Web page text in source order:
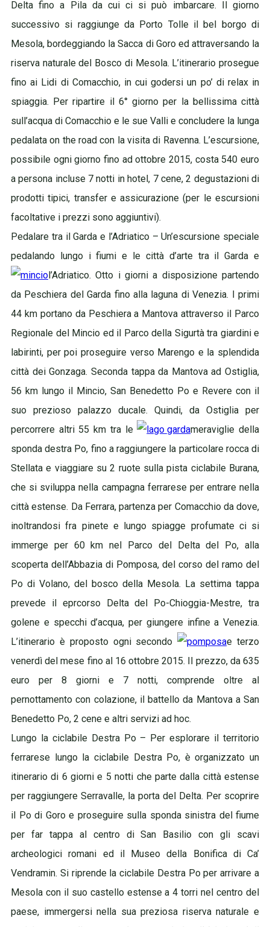
Delta fino a Pila da cui ci si può imbarcare. Il giorno
successivo si raggiunge da Porto Tolle il bel borgo di
Mesola, bordeggiando la Sacca di Goro ed attraversando la
riserva naturale del Bosco di Mesola. L’itinerario prosegue
fino ai Lidi di Comacchio, in cui godersi un po’ di relax in
spiaggia. Per ripartire il 6° giorno per la bellissima città
sull’acqua di Comacchio e le sue Valli e concludere la lunga
pedalata on the road con la visita di Ravenna. L’escursione,
possibile ogni giorno fino ad ottobre 2015, costa 540 euro
a persona incluse 7 notti in hotel, 7 cene, 2 degustazioni di
prodotti tipici, transfer e assicurazione (per le escursioni
facoltative i prezzi sono aggiuntivi).
Pedalare tra il Garda e l’Adriatico – Un’escursione speciale
pedalando lungo i fiumi e le città d’arte tra il Garda e
l’Adriatico. Otto i giorni a disposizione partendo
da Peschiera del Garda fino alla laguna di Venezia. I primi
44 km portano da Peschiera a Mantova attraverso il Parco
Regionale del Mincio ed il Parco della Sigurtà tra giardini e
labirinti, per poi proseguire verso Marengo e la splendida
città dei Gonzaga. Seconda tappa da Mantova ad Ostiglia,
56 km lungo il Mincio, San Benedetto Po e Revere con il
suo prezioso palazzo ducale. Quindi, da Ostiglia per
percorrere altri 55 km tra le
meraviglie della
sponda destra Po, fino a raggiungere la particolare rocca di
Stellata e viaggiare su 2 ruote sulla pista ciclabile Burana,
che si sviluppa nella campagna ferrarese per entrare nella
città estense. Da Ferrara, partenza per Comacchio da dove,
inoltrandosi fra pinete e lungo spiagge profumate ci si
immerge per 60 km nel Parco del Delta del Po, alla
scoperta dell’Abbazia di Pomposa, del corso del ramo del
Po di Volano, del bosco della Mesola. La settima tappa
prevede il eprcorso Delta del Po-Chioggia-Mestre, tra
golene e specchi d’acqua, per giungere infine a Venezia.
L’itinerario è proposto ogni secondo
e terzo
venerdì del mese fino al 16 ottobre 2015. Il prezzo, da 635
euro per 8 giorni e 7 notti, comprende oltre al
pernottamento con colazione, il battello da Mantova a San
Benedetto Po, 2 cene e altri servizi ad hoc.
Lungo la ciclabile Destra Po – Per esplorare il territorio
ferrarese lungo la ciclabile Destra Po, è organizzato un
itinerario di 6 giorni e 5 notti che parte dalla città estense
per raggiungere Serravalle, la porta del Delta. Per scoprire
il Po di Goro e proseguire sulla sponda sinistra del fiume
per far tappa al centro di San Basilio con gli scavi
archeologici romani ed il Museo della Bonifica di Ca’
Vendramin. Si riprende la ciclabile Destra Po per arrivare a
Mesola con il suo castello estense a 4 torri nel centro del
paese, immergersi nella sua preziosa riserva naturale e